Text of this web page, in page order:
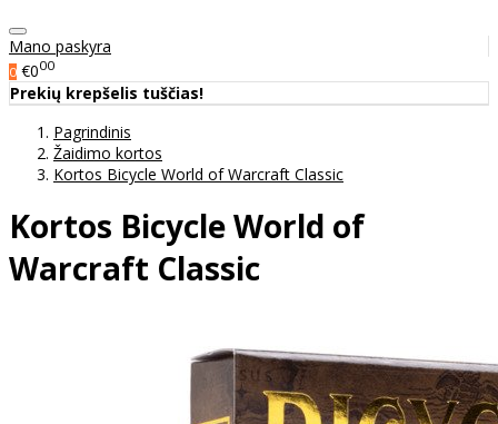
Mano paskyra
0 €000
Prekių krepšelis tuščias!
Pagrindinis
Žaidimo kortos
Kortos Bicycle World of Warcraft Classic
Kortos Bicycle World of
Warcraft Classic